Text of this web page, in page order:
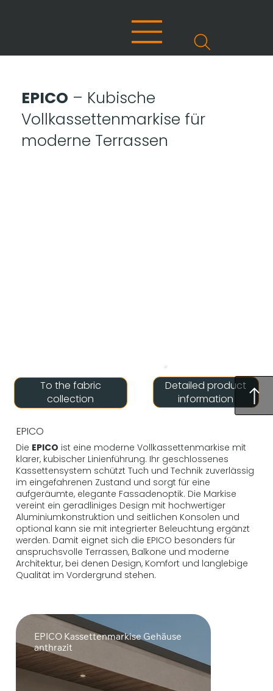
EPICO – Kubische
Vollkassettenmarkise für
moderne Terrassen
EPICO
Die EPICO ist eine moderne Vollkassettenmarkise mit
klarer, kubischer Linienführung. Ihr geschlossenes
Kassettensystem schützt Tuch und Technik zuverlässig
im eingefahrenen Zustand und sorgt für eine
aufgeräumte, elegante Fassadenoptik. Die Markise
vereint ein geradliniges Design mit hochwertiger
Aluminiumkonstruktion und seitlichen Konsolen und
optional kann sie mit integrierter Beleuchtung ergänzt
werden. Damit eignet sich die EPICO besonders für
anspruchsvolle Terrassen, Balkone und moderne
Architektur, bei denen Design, Komfort und langlebige
Qualität im Vordergrund stehen.
To the fabric
collection
Detailed product
information
EPICO Kassettenmarkise Gehäuse
anthrazit